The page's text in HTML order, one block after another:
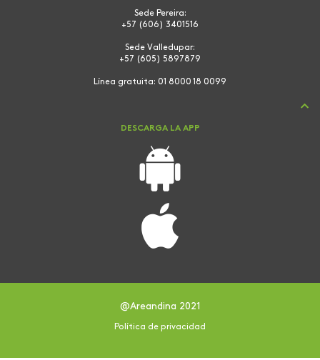
Sede Pereira:
+57 (606) 3401516
Sede Valledupar:
+57 (605) 5897879
Línea gratuita: 01 8000 18 0099
DESCARGA LA APP
@Areandina 2021
Política de privacidad